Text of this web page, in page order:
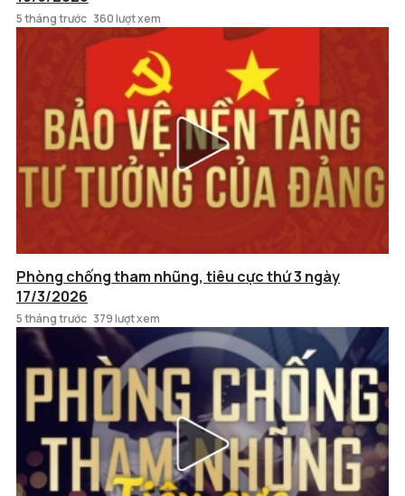
5 tháng trước 360 lượt xem
Phòng chống tham nhũng, tiêu cực thứ 3 ngày
17/3/2026
5 tháng trước 379 lượt xem